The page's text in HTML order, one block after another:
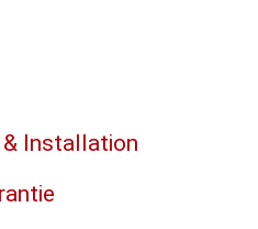
& Installation